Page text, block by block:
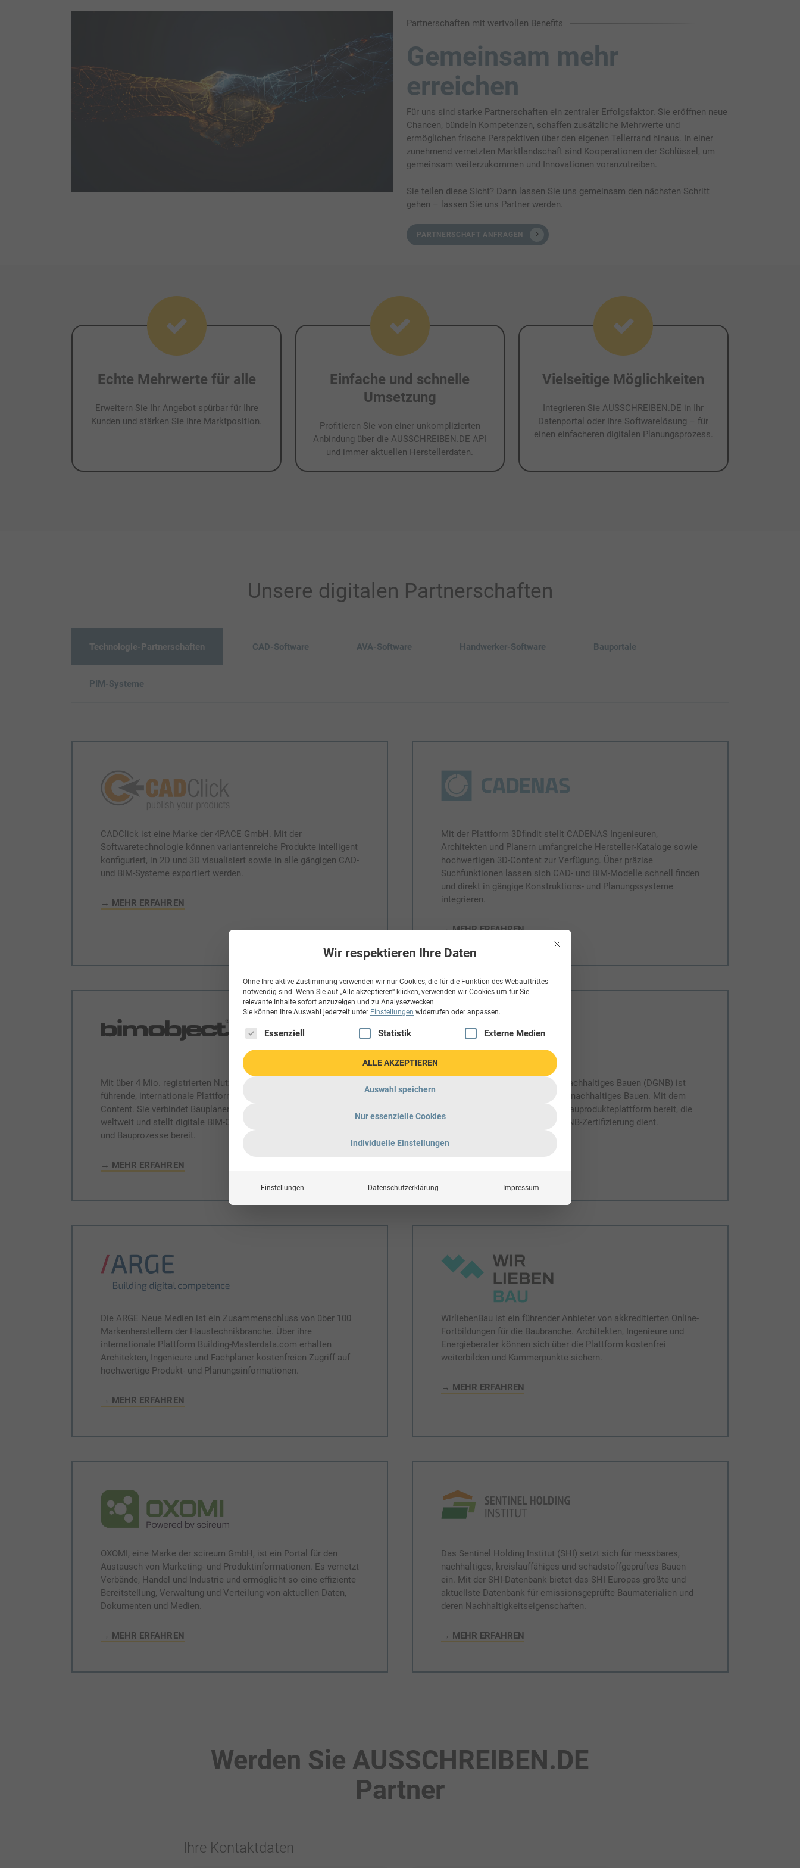
Partnerschaften mit wertvollen Benefits
Gemeinsam mehr
erreichen
Für uns sind starke Partnerschaften ein zentraler Erfolgsfaktor. Sie eröffnen neue
Chancen, bündeln Kompetenzen, schaffen zusätzliche Mehrwerte und
ermöglichen frische Perspektiven über den eigenen Tellerrand hinaus. In einer
zunehmend vernetzten Marktlandschaft sind Kooperationen der Schlüssel, um
gemeinsam weiterzukommen und Innovationen voranzutreiben.
Sie teilen diese Sicht? Dann lassen Sie uns gemeinsam den nächsten Schritt
gehen – lassen Sie uns Partner werden.
PARTNERSCHAFT ANFRAGEN
Echte Mehrwerte für alle
Erweitern Sie Ihr Angebot spürbar für Ihre
Kunden und stärken Sie Ihre Marktposition.
Einfache und schnelle
Umsetzung
Profitieren Sie von einer unkomplizierten
Anbindung über die AUSSCHREIBEN.DE API
und immer aktuellen Herstellerdaten.
Vielseitige Möglichkeiten
Integrieren Sie AUSSCHREIBEN.DE in Ihr
Datenportal oder Ihre Softwarelösung – für
einen einfacheren digitalen Planungsprozess.
Unsere digitalen Partnerschaften
Technologie-Partnerschaften CAD-Software AVA-Software Handwerker-Software Bauportale
PIM-Systeme
CADClick ist eine Marke der 4PACE GmbH. Mit der
Softwaretechnologie können variantenreiche Produkte intelligent
konfiguriert, in 2D und 3D visualisiert sowie in alle gängigen CAD-
und BIM-Systeme exportiert werden.
→ MEHR ERFAHREN
Mit der Plattform 3Dfindit stellt CADENAS Ingenieuren,
Architekten und Planern umfangreiche Hersteller-Kataloge sowie
hochwertigen 3D-Content zur Verfügung. Über präzise
Suchfunktionen lassen sich CAD- und BIM-Modelle schnell finden
und direkt in gängige Konstruktions- und Planungssysteme
integrieren.
→ MEHR ERFAHREN
Mit über 4 Mio. registrierten Nutzern ist BIMobject.com eine
führende, internationale Plattform für herstellerspezifischen BIM-
Content. Sie verbindet Bauplaner und Bauprodukthersteller
weltweit und stellt digitale BIM-Objekte für effiziente Planungs-
und Bauprozesse bereit.
→ MEHR ERFAHREN
Die Deutsche Gesellschaft für Nachhaltiges Bauen (DGNB) ist
Europas führendes Netzwerk für nachhaltiges Bauen. Mit dem
DGNB Navigator stellt sie eine Bauprodukteplattform bereit, die
als zentrale Schnittstelle zur DGNB-Zertifizierung dient.
Die ARGE Neue Medien ist ein Zusammenschluss von über 100
Markenherstellern der Haustechnikbranche. Über ihre
internationale Plattform Building-Masterdata.com erhalten
Architekten, Ingenieure und Fachplaner kostenfreien Zugriff auf
hochwertige Produkt- und Planungsinformationen.
→ MEHR ERFAHREN
WirliebenBau ist ein führender Anbieter von akkreditierten Online-
Fortbildungen für die Baubranche. Architekten, Ingenieure und
Energieberater können sich über die Plattform kostenfrei
weiterbilden und Kammerpunkte sichern.
→ MEHR ERFAHREN
OXOMI, eine Marke der scireum GmbH, ist ein Portal für den
Austausch von Marketing- und Produktinformationen. Es vernetzt
Verbände, Handel und Industrie und ermöglicht so eine effiziente
Bereitstellung, Verwaltung und Verteilung von aktuellen Daten,
Dokumenten und Medien.
→ MEHR ERFAHREN
Das Sentinel Holding Institut (SHI) setzt sich für messbares,
nachhaltiges, kreislauffähiges und schadstoffgeprüftes Bauen
ein. Mit der SHI-Datenbank bietet das SHI Europas größte und
aktuellste Datenbank für emissionsgeprüfte Baumaterialien und
deren Nachhaltigkeitseigenschaften.
→ MEHR ERFAHREN
Werden Sie AUSSCHREIBEN.DE
Partner
Ihre Kontaktdaten
Mit diesem Button wird der Dialog geschlossen. Seine Funktionalität ist
Wir respektieren Ihre Daten
Ohne Ihre aktive Zustimmung verwenden wir nur Cookies, die für die Funktion des Webauftrittes
notwendig sind. Wenn Sie auf „Alle akzeptieren“ klicken, verwenden wir Cookies um für Sie
relevante Inhalte sofort anzuzeigen und zu Analysezwecken.
Sie können Ihre Auswahl jederzeit unter Einstellungen widerrufen oder anpassen.
Es folgt eine Liste der Service-Gruppen, für die eine Einwilligung erteilt werden kann. Die erste Service-Gruppe ist essenziell und kann nicht
Essenziell Statistik Externe Medien
ALLE AKZEPTIEREN
Auswahl speichern
Nur essenzielle Cookies
Individuelle Einstellungen
Einstellungen Datenschutzerklärung Impressum